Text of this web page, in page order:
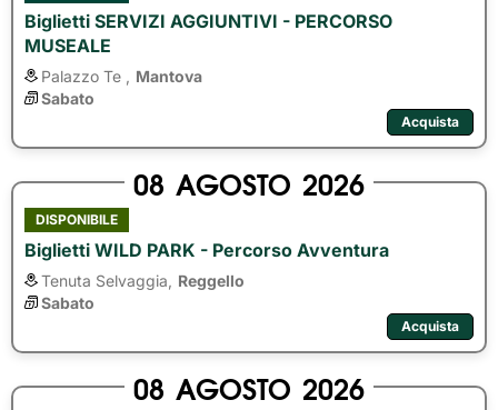
Biglietti SERVIZI AGGIUNTIVI - PERCORSO
MUSEALE
Palazzo Te ,
Mantova
Sabato
Acquista
08 AGOSTO 2026
DISPONIBILE
Biglietti WILD PARK - Percorso Avventura
Tenuta Selvaggia,
Reggello
Sabato
Acquista
08 AGOSTO 2026